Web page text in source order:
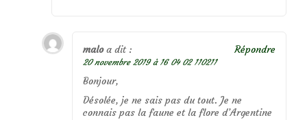
malo a dit :
20 novembre 2019 à 16 04 02 110211
Bonjour,
Désolée, je ne sais pas du tout. Je ne
connais pas la faune et la flore d’Argentine
Répondre